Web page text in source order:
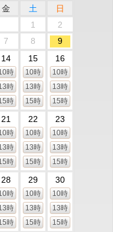
金 土
日
1
2
7 8
9
14
時
時
時
15
10時
13時
15時
16
10時
13時
15時
21
時
時
時
22
10時
13時
15時
23
10時
13時
15時
28
時
時
時
29
10時
13時
15時
30
10時
13時
15時